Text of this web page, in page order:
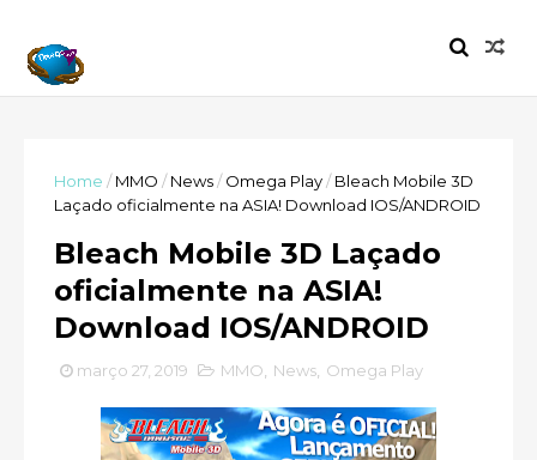
Home / MMO / News/ Omega Play/ Bleach Mobile 3D
Laçado oficialmente na ASIA! Download IOS/ANDROID
Bleach Mobile 3D Laçado
oficialmente na ASIA!
Download IOS/ANDROID
março 27, 2019 MMO News Omega Play